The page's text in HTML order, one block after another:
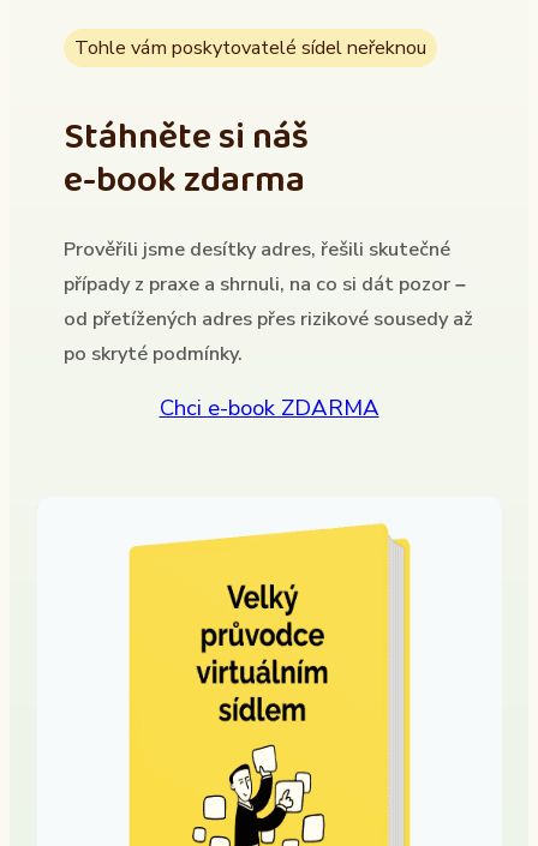
Tohle vám poskytovatelé sídel neřeknou
Stáhněte si náš
e-book zdarma
Prověřili jsme desítky adres, řešili skutečné
případy z praxe a shrnuli, na co si dát pozor –
od přetížených adres přes rizikové sousedy až
po skryté podmínky.
Chci e-book ZDARMA